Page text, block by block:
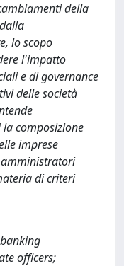
della
lo scopo
l'impatto
e di governance
delle società
composizione
imprese
di criteri
officers;